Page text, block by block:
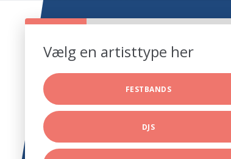
Vælg en artisttype her
FESTBANDS
DJS